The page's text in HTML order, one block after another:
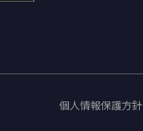
個人情報保護方針